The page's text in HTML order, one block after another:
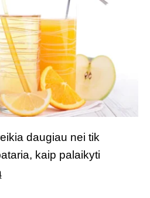
daugiau nei tik
kaip palaikyti